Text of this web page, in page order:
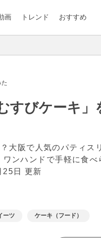
画 トレンド おすすめ
すびケーキ」
大阪で人気のパティス
ンハンドで手軽に食べ
25日 更新
ーツ ケーキ（フード）